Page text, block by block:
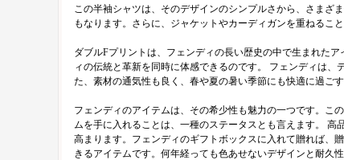
この半袖シャツは、そのデザインのシンプルさから、さまざ
もなります。さらに、ジャケットやカーディガンを重ねるこ
ダブルFプリントは、フェンディの長い歴史の中で生まれた
ィの伝統と革新を同時に体感できるのです。 フェンディは
た、素材の通気性も良く、春や夏の暑い季節にも快適に過ごす
フェンディのアイテムは、その希少性も魅力の一つです。こ
ムを手に入れることは、一種のステータスとも言えます。
高まります。フェンディのギフトボックスに入れて贈れば、
きるアイテムです。何年経っても色あせないデザインと耐久